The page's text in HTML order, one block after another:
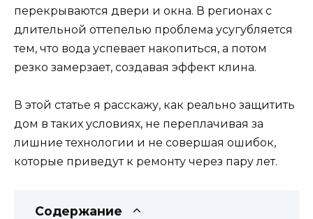
перекрываются двери и окна. В регионах с
длительной оттепелью проблема усугубляется
тем, что вода успевает накопиться, а потом
резко замерзает, создавая эффект клина.
В этой статье я расскажу, как реально защитить
дом в таких условиях, не переплачивая за
лишние технологии и не совершая ошибок,
которые приведут к ремонту через пару лет.
Содержание